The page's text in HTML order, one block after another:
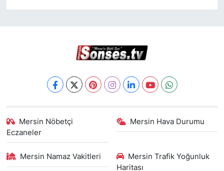
Mersin Nöbetçi
Eczaneler
Mersin Hava Durumu
Mersin Namaz Vakitleri
Mersin Trafik Yoğunluk
Haritası